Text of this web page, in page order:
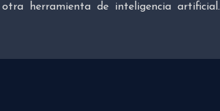
herramienta de inteligencia artificial.